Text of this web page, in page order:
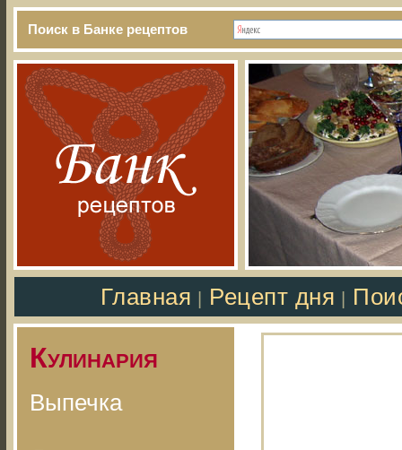
Поиск в Банке рецептов
Главная Рецепт дня
Кулинария
Выпечка